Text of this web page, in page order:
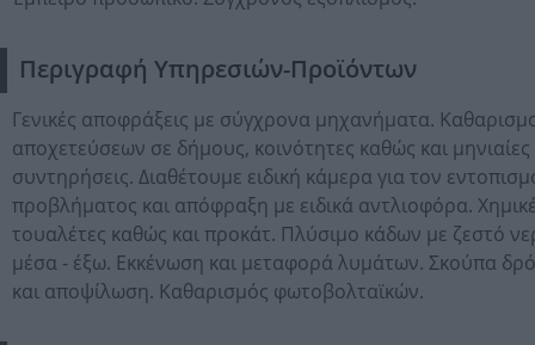
Περιγραφή Υπηρεσιών-Προϊόντων
Γενικές αποφράξεις με σύγχρονα μηχανήματα.
αποχετεύσεων σε δήμους, κοινότητες καθώς και μηνιαίες
συντηρήσεις. Διαθέτουμε ειδική κάμερα για τον
προβλήματος και απόφραξη με ειδικά αντλιοφόρα.
τουαλέτες καθώς και προκάτ. Πλύσιμο κάδων με ζεστό
μέσα - έξω. Εκκένωση και μεταφορά λυμάτων. Σκούπα
και αποψίλωση. Καθαρισμός φωτοβολταϊκών.